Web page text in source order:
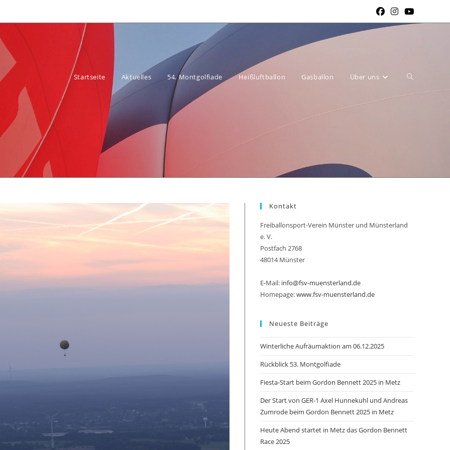
Startseite Aktuelles 54. Montgolfiade Heißluftballon Gasballon Über uns Website-
Suche
Kontakt
Freiballonsport-Verein Münster und Münsterland
e. V.
Postfach 2768
48014 Münster
E-Mail: info@fsv-muensterland.de
Homepage:www.fsv-muensterland.de
Neueste Beiträge
Winterliche Aufräumaktion am 06.12.2025
Rückblick 53. Montgolfiade
Fiesta-Start beim Gordon Bennett 2025 in Metz
Der Start von GER-1 Axel Hunnekuhl und Andreas
Zumrode beim Gordon Bennett 2025 in Metz
Heute Abend startet in Metz das Gordon Bennett
Race 2025